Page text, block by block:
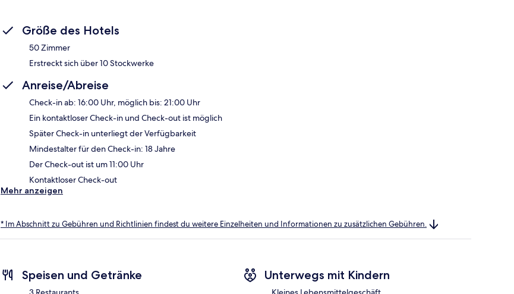
Größe des Hotels
50 Zimmer
Erstreckt sich über 10 Stockwerke
Anreise/Abreise
Check-in ab: 16:00 Uhr, möglich bis: 21:00 Uhr
Ein kontaktloser Check-in und Check-out ist möglich
Später Check-in unterliegt der Verfügbarkeit
Mindestalter für den Check-in: 18 Jahre
Der Check-out ist um 11:00 Uhr
Kontaktloser Check-out
Mehr anzeigen
* Im Abschnitt zu Gebühren und Richtlinien findest du weitere Einzelheiten und Informationen zu zusätzlichen Gebühren.
Speisen und Getränke Unterwegs mit Kindern